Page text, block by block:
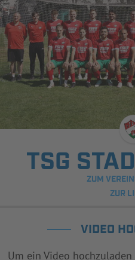
TSG
ZUM
ZUR
VIDEO
Um ein Video